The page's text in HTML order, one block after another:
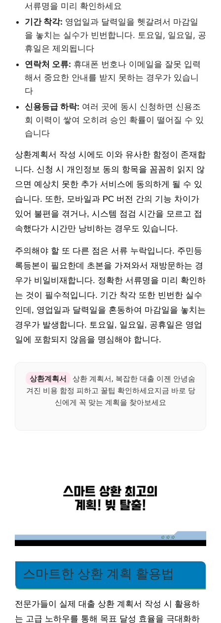
서류명을 미리 확인하세요
기간 착각: 영업일과 달력일을 헷갈려서 마감일
을 놓치는 실수가 빈번합니다. 토요일, 일요일, 공
휴일은 제외됩니다
연락처 오류: 휴대폰 번호나 이메일을 잘못 입력
해서 중요한 안내를 받지 못하는 경우가 있습니
다
신용등급 하락: 여러 곳에 동시 신청하면 신용조
회 이력이 쌓여 오히려 승인 확률이 떨어질 수 있
습니다
상환계획서 작성 시에도 이와 유사한 함정이 존재합
니다. 신청 시 개인정보 동의 항목을 꼼꼼히 읽지 않
으면 예상치 못한 추가 서비스에 동의하게 될 수 있
습니다. 또한, 모바일과 PC 버전 간의 기능 차이가
있어 불편을 겪거나, 시스템 점검 시간을 모르고 접
속했다가 시간만 낭비하는 경우도 있습니다.
주의해야 할 또 다른 점은 서류 누락입니다. 주민등
록등본이 필요한데 초본을 가져와서 재방문하는 경
우가 비일비재합니다. 정확한 서류명을 미리 확인하
는 것이 필수적입니다. 기간 착각 또한 빈번한 실수
인데, 영업일과 달력일을 혼동하여 마감일을 놓치는
경우가 발생합니다. 토요일, 일요일, 공휴일은 영업
일에 포함되지 않음을 명심해야 합니다.
상환계획서
상환 계획서, 복잡한 대출 이젠 안녕숨
겨진 비용 함정 피하고 꿀팁 확인하세요지금 바로 당
신에게 꼭 맞는 계획을 찾아보세요
스마트한 상환 계획 활용법
전문가들이 실제 대출 상환 계획서 작성 시 활용하
는 고급 노하우를 통해 목표 달성 효율을 극대화하